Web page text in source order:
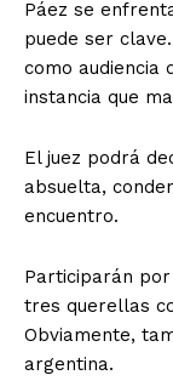
Páez se
puede ser
como audiencia
instancia que
El juez podrá
absuelta,
encuentro.
Participarán
tres querellas
Obviamente,
argentina.